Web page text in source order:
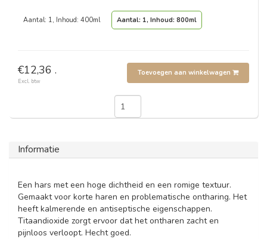
Aantal: 1, Inhoud: 400ml Aantal: 1, Inhoud: 800ml
€12,36 .
Excl. btw
Toevoegen aan winkelwagen
Informatie
Een hars met een hoge dichtheid en een romige textuur.
Gemaakt voor korte haren en problematische ontharing. Het
heeft kalmerende en antiseptische eigenschappen.
Titaandioxide zorgt ervoor dat het ontharen zacht en
pijnloos verloopt. Hecht goed.